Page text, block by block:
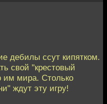
дебилы ссут кипятком.
свой "крестовый
им мира. Столько
ждут эту игру!